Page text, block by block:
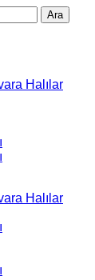
Ara
Halılar
Halılar